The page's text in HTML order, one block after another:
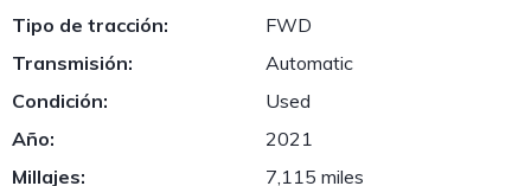
Tipo de tracción:
FWD
Transmisión:
Automatic
Condición:
Used
Año:
2021
Millajes:
7,115 miles